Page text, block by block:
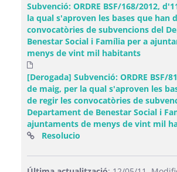
Subvenció: ORDRE BSF/168/2012,
la qual s'aproven les bases que han
convocatòries de subvencions del
Benestar Social i Família per a
menys de vint mil habitants
[Derogada] Subvenció: ORDRE BSF/
de maig, per la qual s'aproven les
de regir les convocatòries de
Departament de Benestar Social i
ajuntaments de menys de vint mil
Resolucio